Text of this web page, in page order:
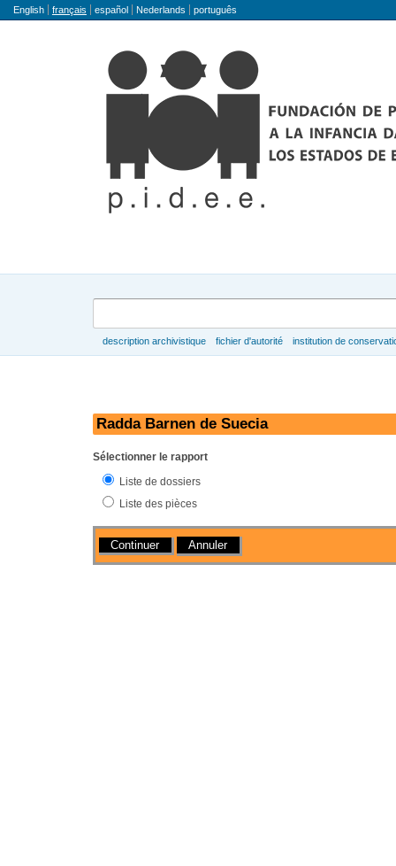
Langue
English français español Nederlands português
description archivistique fichier d'autorité institution de
Radda Barnen de Suecia
Sélectionner le rapport
Liste de dossiers
Liste des pièces
Actions Annuler